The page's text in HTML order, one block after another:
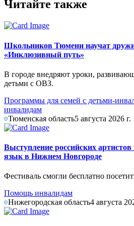
Читайте также
Школьников Тюмени научат
«Инклюзивный путь»
В городе внедряют уроки,
детьми с ОВЗ.
Программы для семей с детьми-
инвалидам
Тюменская область5 августа 2026 г.
Выступление российских
язык в Нижнем Новгороде
Фестиваль смогли бесплатно
Помощь инвалидам
Нижегородская область4 августа